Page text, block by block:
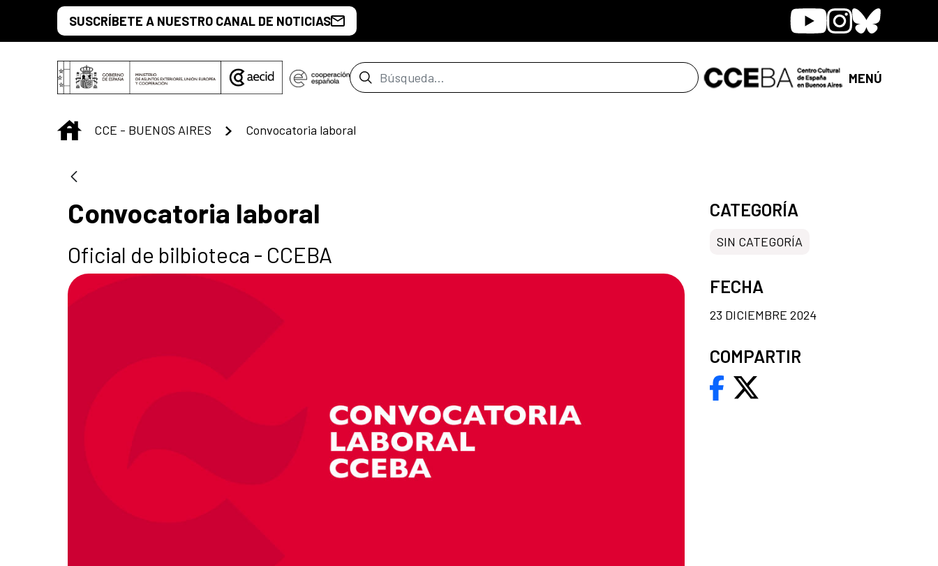
Saltar al contenido principal
SUSCRÍBETE A NUESTRO CANAL DE NOTICIAS YoutubeInstagram
Bluesky
Barra de búsqueda MENÚ
INICIO
CCE - BUENOS AIRES Convocatoria laboral
Convocatoria laboral
Oficial de bilbioteca - CCEBA
CATEGORÍA
SIN CATEGORÍA
FECHA
23 DICIEMBRE 2024
COMPARTIR